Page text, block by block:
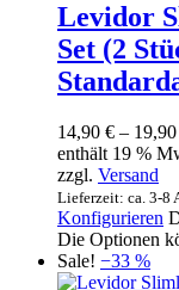
Levidor
Set (2
14,90 € – 19,90
enthält 19 %
zzgl. Versand
Lieferzeit: ca. 3-8
Konfigurieren
Die Optionen
Sale! −33 %